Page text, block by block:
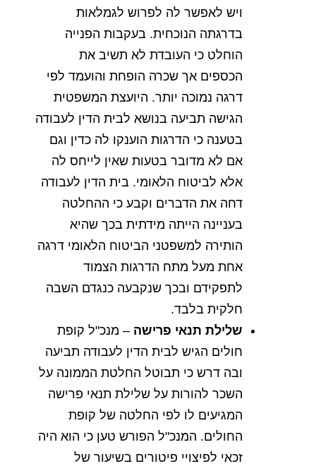
ויש לאפשר לה לפרוש לגמלאות
בדרגתה הנוכחית. בעקבות הפנייה
הוחלט כי העובדת לא תשיב את
הכספים אך שכרה הופחת והועמד לפי
דרגה נמוכה יותר. היועצת המשפטית
הגישה תביעה בנושא לבית הדין לעבודה
בטענה כי הדרגות הוענקו לה כדין וגם
אם לא מדובר בטעות שאין לייחס לה
אלא לביטוח הלאומי. בית הדין לעבודה
דחה את הדברים וקבע כי ההחלטה
בעניינה הייתה מידתית בכך שהיא
הותירה למשפטני הביטוח הלאומי דרגה
אחת מעל מתח הדרגות הצמוד
לתפקידם ובכך שנקבעה כנגדם השבה
חלקית בלבד.
שלילת תנאי פרישה – מנכ"ל קופת
חולים הגיש לבית הדין לעבודה תביעה
ובה דרש כי תבוטל החלטת הממונה על
השכר להורות על שלילת תנאי פרישה
המגיעים לו לפי החלטה של קופת
החולים. המנכ"ל הפורש טען כי הוא היה
זכאי לפיצויי פיטורים בשיעור של